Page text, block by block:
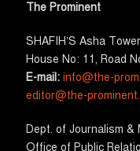
The Prominent
SHAFIH’S Asha​ Tower​
House No: 11, Road
E-mail:info@the-
editor@the-
​Dept. of Journalism &
Office of Public